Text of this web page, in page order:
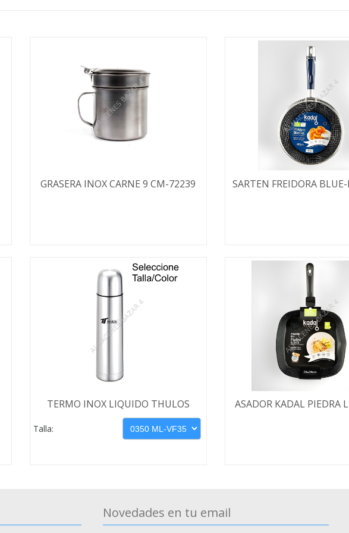
GRASERA INOX CARNE 9 CM-72239 SARTEN FREIDORA
TERMO INOX LIQUIDO THULOS
Talla:
ASADOR KADAL PIEDRA
Novedades en tu email